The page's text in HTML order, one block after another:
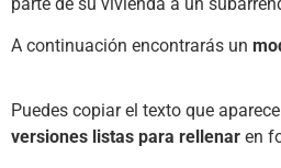
A continuación encontrarás un
Puedes copiar el texto que
versiones listas para rellenar en